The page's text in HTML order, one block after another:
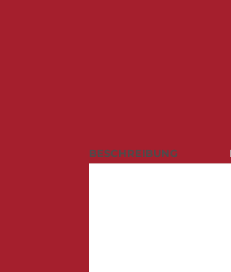
BESCHREIBUNG